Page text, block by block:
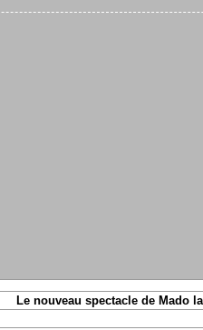
Le nouveau spectacle de Mado